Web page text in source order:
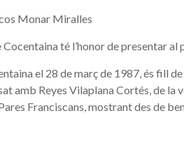
Monar Miralles
Cocentaina té l’honor de presentar
el 28 de març de 1987, és fill
amb Reyes Vilaplana Cortés, de la
Franciscans, mostrant des de